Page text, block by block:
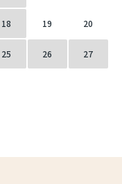
18 19 20
25 26 27